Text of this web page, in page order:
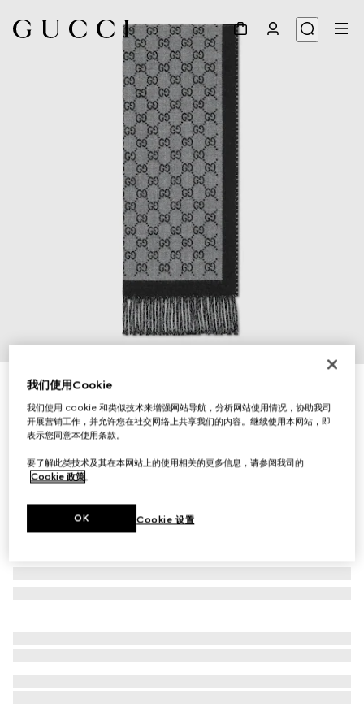
GG羊毛提花围巾
£380
相关款式黑色和灰色
我们使用Cookie
我们使用 cookie 和类似技术来增强网站导航，分析网站使用情况，协助我司
开展营销工作，并允许您在社交网络上共享我们的内容。继续使用本网站，即
表示您同意本使用条款。
要了解此类技术及其在本网站上的使用相关的更多信息，请参阅我司的
Cookie 政策。
Cookie 设置
OK